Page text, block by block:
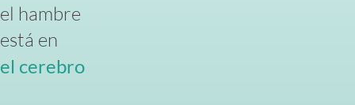
el hambre
está en
el cerebro